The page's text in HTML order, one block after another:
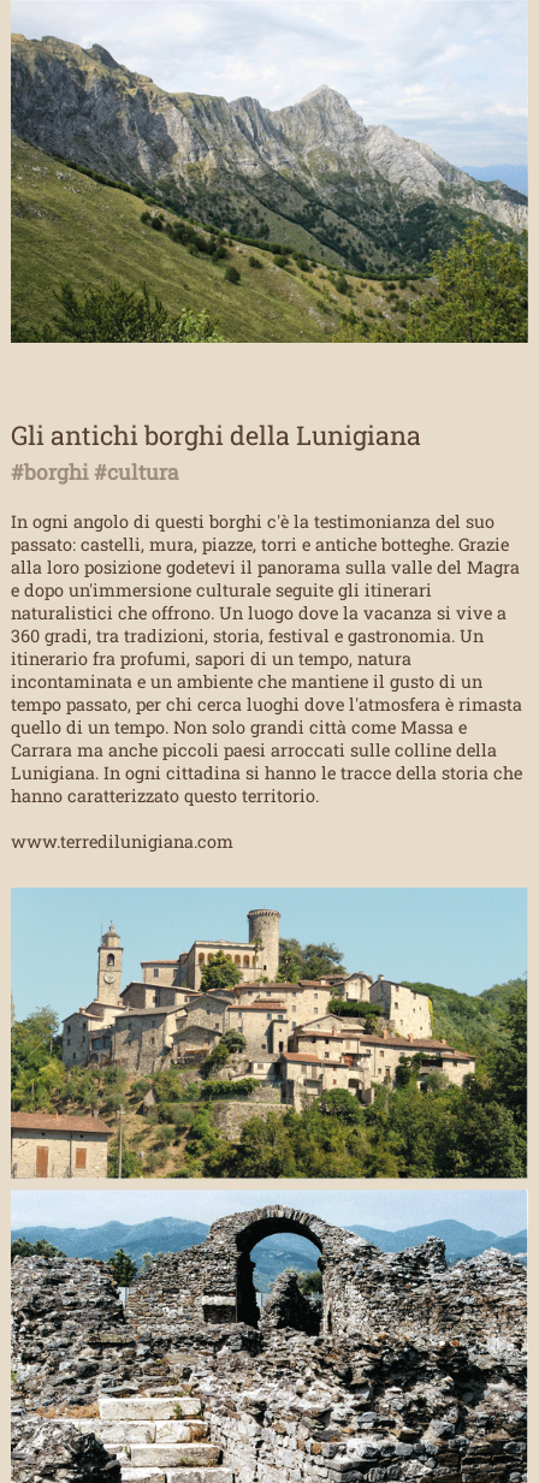
Gli antichi borghi della Lunigiana
#borghi #cultura
In ogni angolo di questi borghi c'è la testimonianza del suo
passato: castelli, mura, piazze, torri e antiche botteghe. Grazie
alla loro posizione godetevi il panorama sulla valle del Magra
e dopo un'immersione culturale seguite gli itinerari
naturalistici che offrono. Un luogo dove la vacanza si vive a
360 gradi, tra tradizioni, storia, festival e gastronomia. Un
itinerario fra profumi, sapori di un tempo, natura
incontaminata e un ambiente che mantiene il gusto di un
tempo passato, per chi cerca luoghi dove l'atmosfera è rimasta
quello di un tempo. Non solo grandi città come Massa e
Carrara ma anche piccoli paesi arroccati sulle colline della
Lunigiana. In ogni cittadina si hanno le tracce della storia che
hanno caratterizzato questo territorio.
www.terredilunigiana.com